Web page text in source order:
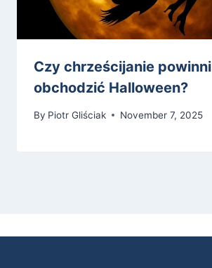
Czy chrześcijanie powinni
obchodzić Halloween?
By Piotr Gliściak November 7, 2025